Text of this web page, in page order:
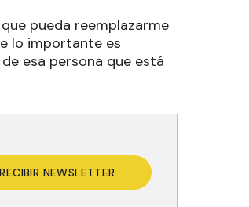
pueda reemplazarme
lo importante es
esa persona que está
RECIBIR NEWSLETTER